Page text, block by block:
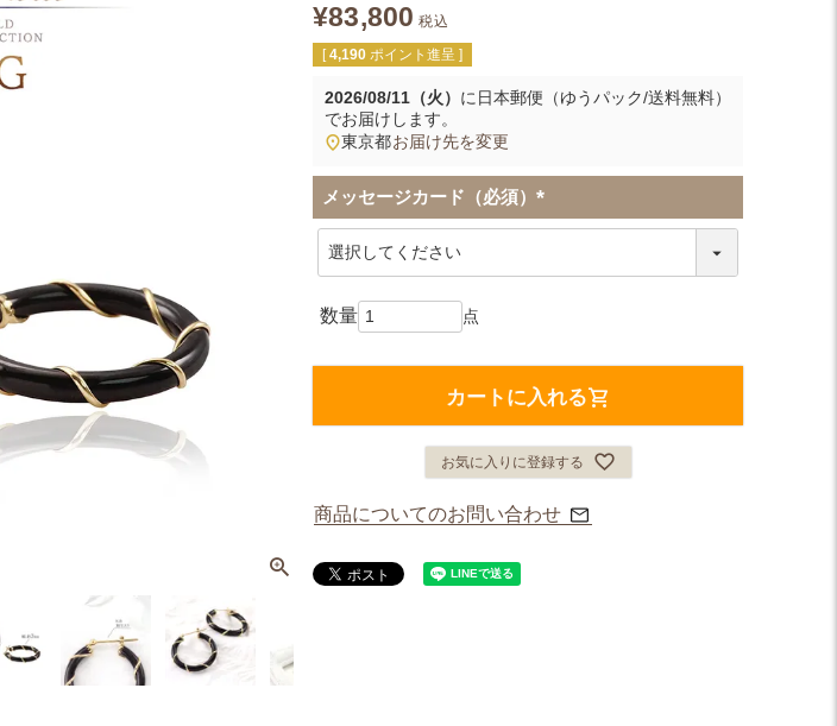
¥83,800 税込
[ 4,190 ポイント進呈 ]
2026/08/11（火） に 日本郵便（ゆうパック/送料無料）
でお届けします。
東京都お届け先を変更
メッセージカード（必須）
(
カートに入れる
お気に入りに登録する
商品についてのお問い合わせ